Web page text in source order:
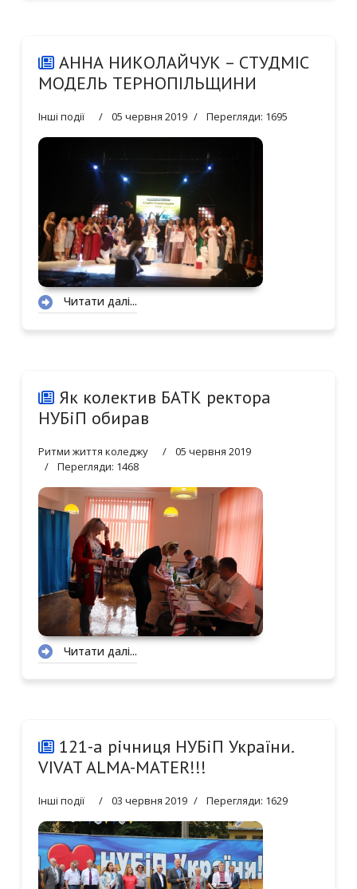
АННА НИКОЛАЙЧУК – СТУДМІС
МОДЕЛЬ ТЕРНОПІЛЬЩИНИ
Інші події 05 червня 2019 Перегляди: 1695
Читати далі...
Як колектив БАТК ректора
НУБіП обирав
Ритми життя коледжу
05 червня 2019
Перегляди: 1468
Читати далі...
121-а річниця НУБіП України.
VIVAT ALMA-MATER!!!
Інші події 03 червня 2019 Перегляди: 1629